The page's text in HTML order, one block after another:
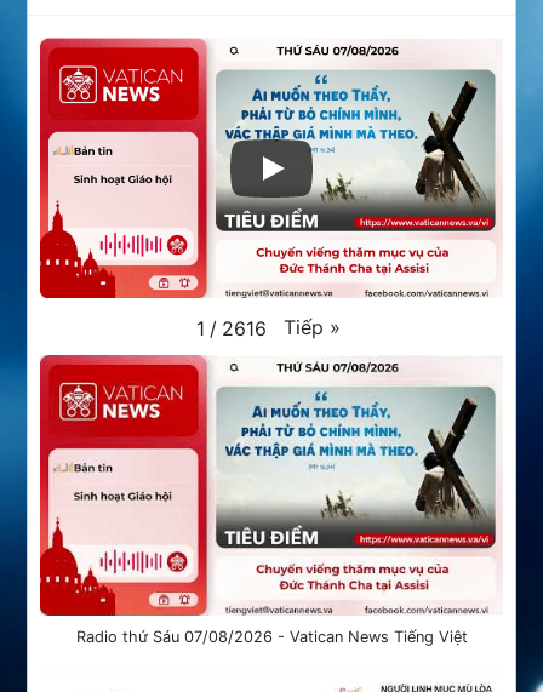
1 / 2616 Tiếp »
Radio thứ Sáu 07/08/2026 - Vatican News Tiếng Việt